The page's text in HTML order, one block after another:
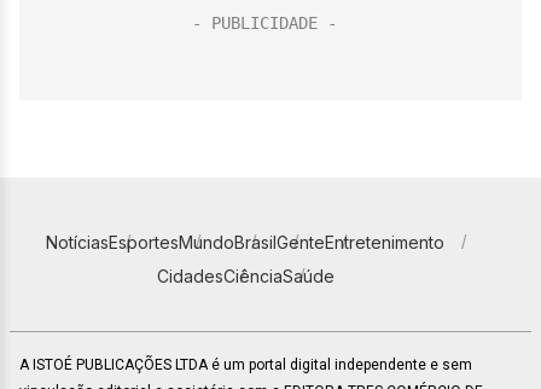
NotíciasEsportesMundoBrasilGenteEntretenimento
CidadesCiênciaSaúde
A ISTOÉ PUBLICAÇÕES LTDA é um portal digital independente e sem